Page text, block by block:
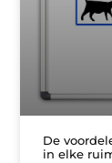
De
in elke